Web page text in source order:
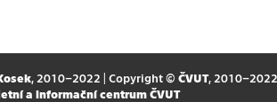
, 2010–2022 | Copyright © ČVUT, 2010–2022
a informační centrum ČVUT